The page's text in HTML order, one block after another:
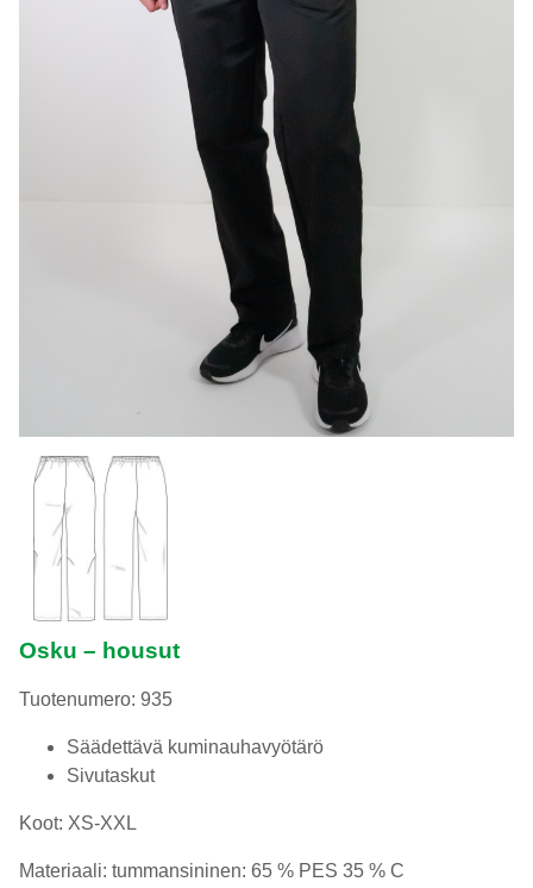
Osku – housut
Tuotenumero: 935
Säädettävä kuminauhavyötärö
Sivutaskut
Koot: XS-XXL
Materiaali: tummansininen: 65 % PES 35 % C